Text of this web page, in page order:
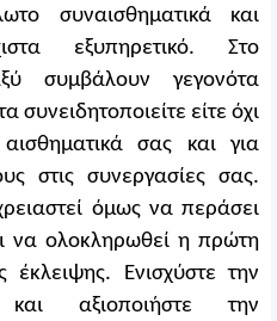
συναισθηματικά και
εξυπηρετικό. Στο
συμβάλουν γεγονότα
συνειδητοποιείτε είτε όχι
σας και για
στις συνεργασίες σας.
όμως να περάσει
να ολοκληρωθεί η πρώτη
Ενισχύστε την
αξιοποιήστε την